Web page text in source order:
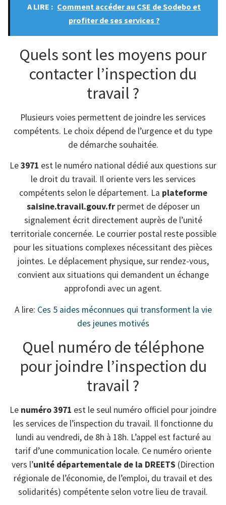
A LIRE : Comment accéder au CSE de Sodebo et
profiter de ses services ?
Quels sont les moyens pour
contacter l’inspection du
travail ?
Plusieurs voies permettent de joindre les services
compétents. Le choix dépend de l’urgence et du type
de démarche souhaitée.
Le3971 est le numéro national dédié aux questions sur
le droit du travail. Il oriente vers les services
compétents selon le département. La plateforme
saisine.travail.gouv.frpermet de déposer un
signalement écrit directement auprès de l’unité
territoriale concernée. Le courrier postal reste possible
pour les situations complexes nécessitant des pièces
jointes. Le déplacement physique, sur rendez-vous,
convient aux situations qui demandent un échange
approfondi avec un agent.
A lire: Ces 5 aides méconnues qui transforment la vie
des jeunes motivés
Quel numéro de téléphone
pour joindre l’inspection du
travail ?
Le numéro 3971 est le seul numéro officiel pour joindre
les services de l’inspection du travail. Il fonctionne du
lundi au vendredi, de 8h à 18h. L’appel est facturé au
tarif d’une communication locale. Ce numéro oriente
vers l’unité départementale de la DREETS (Direction
régionale de l’économie, de l’emploi, du travail et des
solidarités) compétente selon votre lieu de travail.